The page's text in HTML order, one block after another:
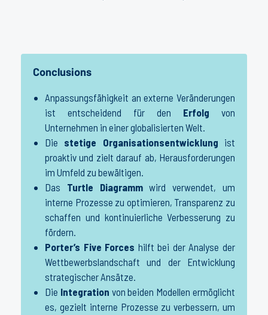
Conclusions
Anpassungsfähigkeit an externe Veränderungen
ist entscheidend für den Erfolg von
Unternehmen in einer globalisierten Welt.
Die stetige Organisationsentwicklung ist
proaktiv und zielt darauf ab, Herausforderungen
im Umfeld zu bewältigen.
Das Turtle Diagrammwird verwendet, um
interne Prozesse zu optimieren, Transparenz zu
schaffen und kontinuierliche Verbesserung zu
fördern.
Porter’s Five Forces hilft bei der Analyse der
Wettbewerbslandschaft und der Entwicklung
strategischer Ansätze.
Die Integration von beiden Modellen ermöglicht
es, gezielt interne Prozesse zu verbessern, um